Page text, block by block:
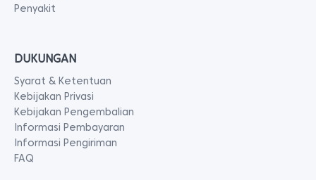
Penyakit
DUKUNGAN
Syarat & Ketentuan
Kebijakan Privasi
Kebijakan Pengembalian
Informasi Pembayaran
Informasi Pengiriman
FAQ